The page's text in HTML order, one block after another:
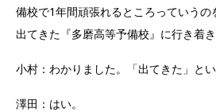
備校で1年間頑張れるところっていう
出てきた『多磨高等予備校』に行き着き
小村：わかりました。「出てきた」と
澤田：はい。